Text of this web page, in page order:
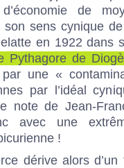
de
sens cynique
en 1922 dans
Pythagore de
une «
par l’idéal
note de Jean-
avec une
!
dérive alors